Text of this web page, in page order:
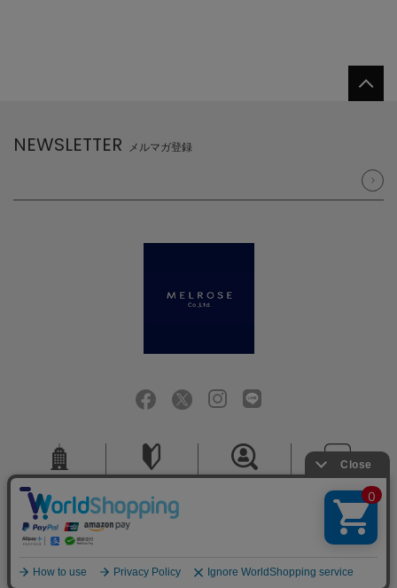
NEWSLETTER メルマガ登録
会社概要 お問い合せ
ご利用規約 特定商取引法に基づく表記
COPYRIGHT (C) MELROSE CO.,LTD.ALL RIGHTS RESERVED.